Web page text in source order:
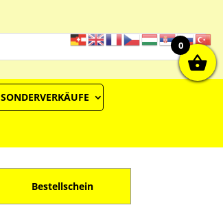
SONDERVERKÄUFE
Bestellschein
0